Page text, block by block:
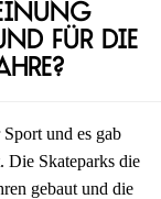
für die
und es gab
Die Skateparks die
gebaut und die